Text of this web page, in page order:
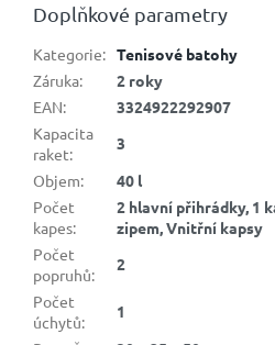
Doplňkové parametry
Kategorie: Tenisové batohy
Záruka:
2 roky
EAN:
3324922292907
Kapacita
raket:
3
Objem:
40 l
Počet
kapes:
2 hlavní přihrádky, 1
zipem, Vnitřní kapsy
Počet
popruhů:
2
Počet
úchytů:
1